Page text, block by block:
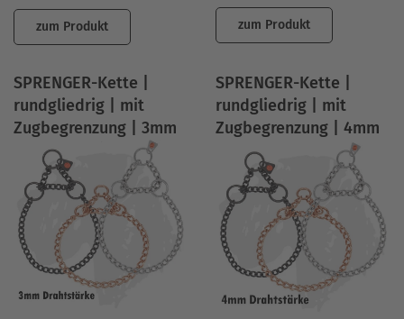
zum Produkt zum Produkt
SPRENGER-Kette |
rundgliedrig | mit
Zugbegrenzung | 3mm
SPRENGER-Kette |
rundgliedrig | mit
Zugbegrenzung | 4mm